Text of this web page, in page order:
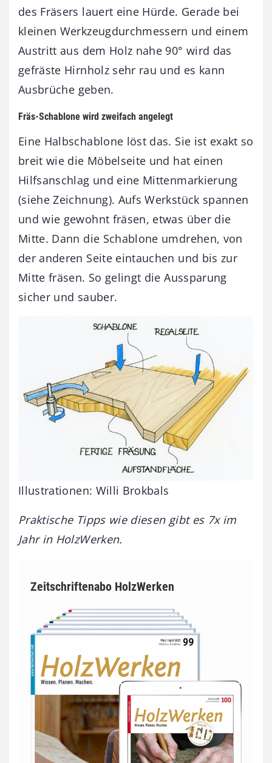
des Fräsers lauert eine Hürde. Gerade bei
kleinen Werkzeugdurchmessern und einem
Austritt aus dem Holz nahe 90° wird das
gefräste Hirnholz sehr rau und es kann
Ausbrüche geben.
Fräs-Schablone wird zweifach angelegt
Eine Halbschablone löst das. Sie ist exakt so
breit wie die Möbelseite und hat einen
Hilfsanschlag und eine Mittenmarkierung
(siehe Zeichnung). Aufs Werkstück spannen
und wie gewohnt fräsen, etwas über die
Mitte. Dann die Schablone umdrehen, von
der anderen Seite eintauchen und bis zur
Mitte fräsen. So gelingt die Aussparung
sicher und sauber.
Illustrationen: Willi Brokbals
Praktische Tipps wie diesen gibt es 7x im
Jahr in HolzWerken.
Zeitschriftenabo HolzWerken